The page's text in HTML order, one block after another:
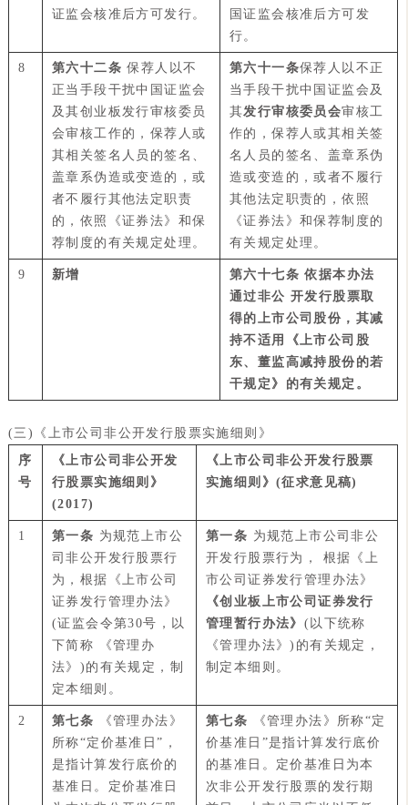
证监会核准后方可发行。
国证监会核准后方可发
行。
8 第六十二条 保荐人以不
正当手段干扰中国证监会
及其创业板发行审核委员
会审核工作的，保荐人或
其相关签名人员的签名、
盖章系伪造或变造的，或
者不履行其他法定职责
的，依照《证券法》和保
荐制度的有关规定处理。
第六十一条保荐人以不正
当手段干扰中国证监会及
其发行审核委员会审核工
作的，保荐人或其相关签
名人员的签名、盖章系伪
造或变造的，或者不履行
其他法定职责的，依照
《证券法》和保荐制度的
有关规定处理。
9 新增
第六十七条 依据本办法
通过非公 开发行股票取
得的上市公司股份，其减
持不适用《上市公司股
东、董监高减持股份的若
干规定》的有关规定。
(三)《上市公司非公开发行股票实施细则》
序
号
《上市公司非公开发
行股票实施细则》
(2017)
《上市公司非公开发行股票
实施细则》(征求意见稿)
1 第一条 为规范上市公
司非公开发行股票行
为，根据《上市公司
证券发行管理办法》
(证监会令第30号，以
下简称 《管理办
法》)的有关规定，制
定本细则。
第一条 为规范上市公司非公
开发行股票行为， 根据《上
市公司证券发行管理办法》
《创业板上市公司证券发行
管理暂行办法》 (以下统称
《管理办法》)的有关规定，
制定本细则。
2 第七条
《管理办法》
所称“定价基准日”，
是指计算发行底价的
基准日。定价基准日
第七条 《管理办法》所称“定
价基准日”是指计算发行底价
的基准日。定价基准日为本
次非公开发行股票的发行期